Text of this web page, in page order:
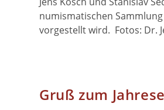
numismatischen
vorgestellt wird. Fotos: Dr.
Gruß zum